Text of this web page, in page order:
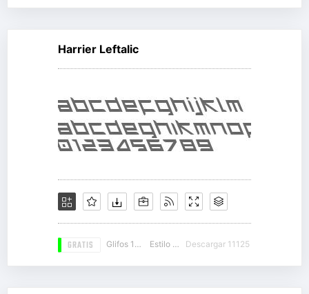
Harrier Leftalic
GRATIS Glifos 103 Estilo 13 Descargar 11125